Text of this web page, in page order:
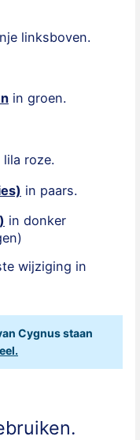
linksboven.
in groen.
lila roze.
in paars.
in donker
wijziging in
Cygnus staan